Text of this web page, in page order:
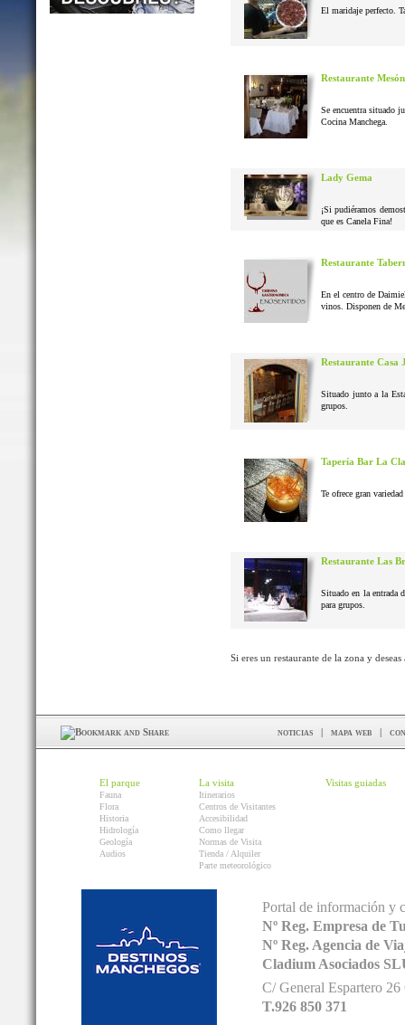
El maridaje perfecto.
Restaurante
Se encuentra situado
Cocina Manchega.
Lady Gema
¡Si pudiéramos
que es Canela Fina!
Restaurante
En el centro de
vinos. Disponen de
Restaurante Casa
Situado junto a la
grupos.
Tapería Bar La
Te ofrece gran
Restaurante Las
Situado en la entrada
para grupos.
Si eres un restaurante de la zona y
noticias | mapa web |
El parque
Fauna
Flora
Historia
Hidrología
Geología
Audios
La visita
Itinerarios
Centros de Visitantes
Accesibilidad
Como llegar
Normas de Visita
Tienda / Alquiler
Parte meteorológico
Visitas guiadas
Portal de información y
Nº Reg. Empresa de
Nº Reg. Agencia de
Cladium Asociados
C/ General Espartero
T.926 850 371